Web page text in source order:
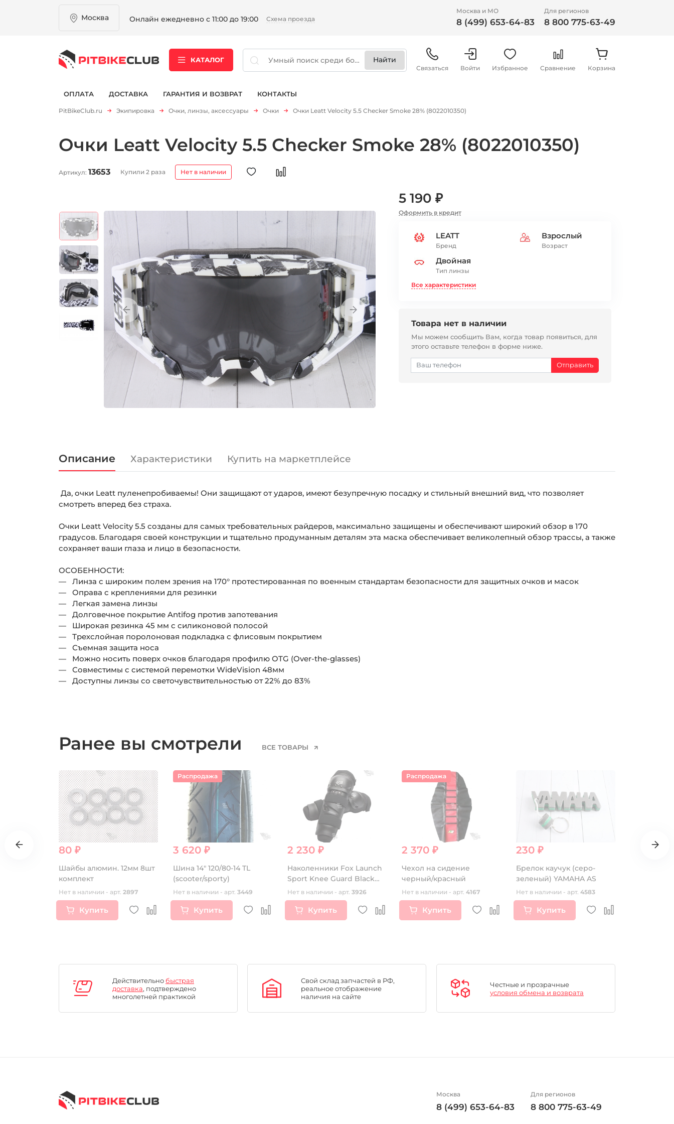
Москва Онлайн ежедневно с 11:00 до 19:00 Схема проезда
Москва и МО
8 (499) 653-64-83
Для регионов
8 800 775-63-49
КАТАЛОГ
Связаться Войти Избранное Сравнение Корзина
ОПЛАТА ДОСТАВКА ГАРАНТИЯ И ВОЗВРАТ КОНТАКТЫ
PitBikeClub.ru Экипировка Очки, линзы, аксессуары Очки Очки Leatt Velocity 5.5 Checker Smoke 28% (8022010350)
Очки Leatt Velocity 5.5 Checker Smoke 28% (8022010350)
Артикул: 13653 Купили 2 раза Нет в наличии
5 190 ₽
Оформить в кредит
LEATT
Бренд
Взрослый
Возраст
Двойная
Тип линзы
Все характеристики
Товара нет в наличии
Мы можем сообщить Вам, когда товар появиться, для
этого оставьте телефон в форме ниже.
Описание Характеристики Купить на маркетплейсе
Да, очки Leatt пуленепробиваемы! Они защищают от ударов, имеют безупречную посадку и стильный внешний вид, что позволяет
смотреть вперед без страха.
Очки Leatt Velocity 5.5 созданы для самых требовательных райдеров, максимально защищены и обеспечивают широкий обзор в 170
градусов. Благодаря своей конструкции и тщательно продуманным деталям эта маска обеспечивает великолепный обзор трассы, а также
сохраняет ваши глаза и лицо в безопасности.
ОСОБЕННОСТИ:
— Линза с широким полем зрения на 170° протестированная по военным стандартам безопасности для защитных очков и масок
— Оправа с креплениями для резинки
— Легкая замена линзы
— Долговечное покрытие Antifog против запотевания
— Широкая резинка 45 мм с силиконовой полосой
— Трехслойная поролоновая подкладка с флисовым покрытием
— Съемная защита носа
— Можно носить поверх очков благодаря профилю OTG (Over-the-glasses)
— Совместимы с системой перемотки WideVision 48мм
— Доступны линзы со светочувствительностью от 22% до 83%
Ранее вы смотрели ВСЕ ТОВАРЫ
80 ₽
Шайбы алюмин. 12мм 8шт
комплект
Нет в наличии - арт. 2897
Купить
Распродажа
3 620 ₽
Шина 14" 120/80-14 TL
(scooter/sporty)
Нет в наличии - арт. 3449
Купить
2 230 ₽
Наколенники Fox Launch
Sport Knee Guard Black
(29030-001-OS)
Нет в наличии - арт. 3926
Купить
Распродажа
2 370 ₽
Чехол на сидение
черный/красный
Нет в наличии - арт. 4167
Купить
230 ₽
Брелок каучук (серо-
зеленый) YAMAHA AS
Нет в наличии - арт. 4583
Купить
Действительно быстрая
доставка, подтверждено
многолетней практикой
Свой склад запчастей в РФ,
реальное отображение
наличия на сайте
Честные и прозрачные
условия обмена и возврата
Москва
8 (499) 653-64-83
Для регионов
8 800 775-63-49